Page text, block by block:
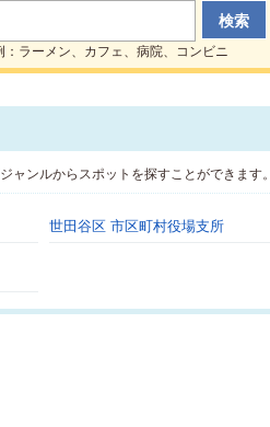
：ラーメン、カフェ、病院、コンビニ
ャンルからスポットを探すことができます。
世田谷区 市区町村役場支所